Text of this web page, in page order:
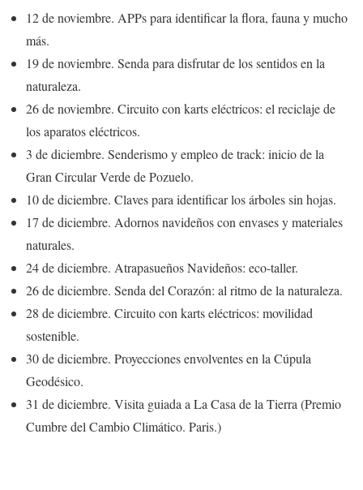
12 de noviembre. APPs para identificar la flora, fauna y mucho
más.
19 de noviembre. Senda para disfrutar de los sentidos en la
naturaleza.
26 de noviembre. Circuito con karts eléctricos: el reciclaje de
los aparatos eléctricos.
3 de diciembre. Senderismo y empleo de track: inicio de la
Gran Circular Verde de Pozuelo.
10 de diciembre. Claves para identificar los árboles sin hojas.
17 de diciembre. Adornos navideños con envases y materiales
naturales.
24 de diciembre. Atrapasueños Navideños: eco-taller.
26 de diciembre. Senda del Corazón: al ritmo de la naturaleza.
28 de diciembre. Circuito con karts eléctricos: movilidad
sostenible.
30 de diciembre. Proyecciones envolventes en la Cúpula
Geodésico.
31 de diciembre. Visita guiada a La Casa de la Tierra (Premio
Cumbre del Cambio Climático. Paris.)